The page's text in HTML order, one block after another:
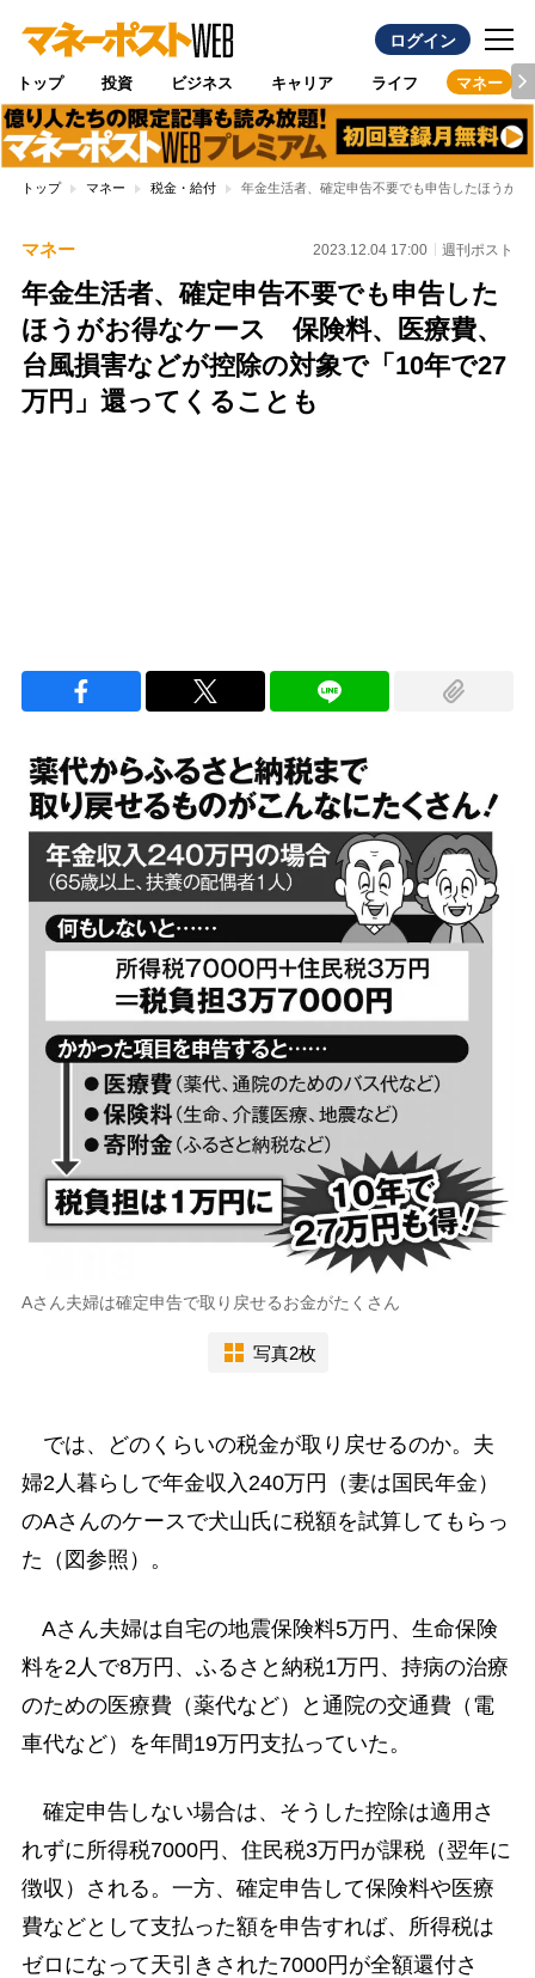
ログイン
トップ 投資 ビジネス キャリア ライフ マネー
トップ マネー 税金・給付 年金生活者、確定申告不要でも申告したほうが
マネー 2023.12.04 17:00 週刊ポスト
年金生活者、確定申告不要でも申告した
ほうがお得なケース 保険料、医療費、
台風損害などが控除の対象で「10年で27
万円」還ってくることも
Aさん夫婦は確定申告で取り戻せるお金がたくさん
写真2枚
では、どのくらいの税金が取り戻せるのか。夫
婦2人暮らしで年金収入240万円（妻は国民年金）
のAさんのケースで犬山氏に税額を試算してもらっ
た（図参照）。
Aさん夫婦は自宅の地震保険料5万円、生命保険
料を2人で8万円、ふるさと納税1万円、持病の治療
のための医療費（薬代など）と通院の交通費（電
車代など）を年間19万円支払っていた。
確定申告しない場合は、そうした控除は適用さ
れずに所得税7000円、住民税3万円が課税（翌年に
徴収）される。一方、確定申告して保険料や医療
費などとして支払った額を申告すれば、所得税は
ゼロになって天引きされた7000円が全額還付さ